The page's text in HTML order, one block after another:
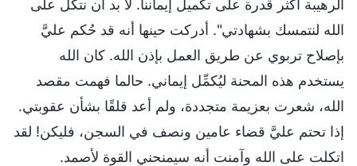
الرهيبة أكثر قدرة على تكميل إيماننا. لا بد أن نتكل على
الله لنتمسك بشهادتي". أدركت حينها أنه قد حُكم عليَّ
بإصلاح تربوي عن طريق العمل بإذن الله. كان الله
يستخدم هذه المحنة ليُكمِّل إيماني. حالما فهمت مقصد
الله، شعرت بعزيمة متجددة، ولم أعد قلقًا بشأن عقوبتي.
إذا تحتم عليَّ قضاء عامين ونصف في السجن، فليكن! لقد
اتكلت على الله وآمنت أنه سيمنحني القوة لأصمد.